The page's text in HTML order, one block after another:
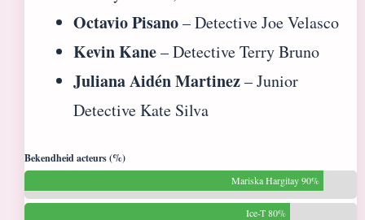
Octavio Pisano– Detective Joe Velasco
Kevin Kane– Detective Terry Bruno
Juliana Aidén Martinez– Junior
Detective Kate Silva
Bekendheid acteurs (%)
Mariska Hargitay 90%
Ice-T 80%